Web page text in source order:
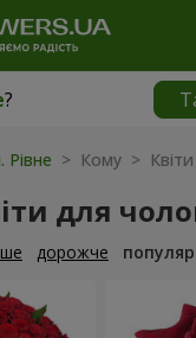
?
Рівне > Кому > Квіти
для
дорожче